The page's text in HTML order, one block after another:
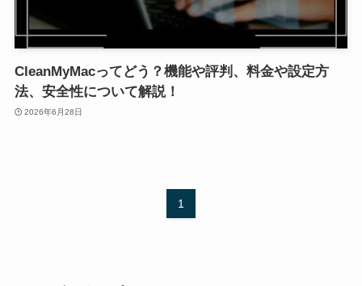
CleanMyMacってどう？機能や評判、料金や設定方
法、安全性について解説！
2026年6月28日
1